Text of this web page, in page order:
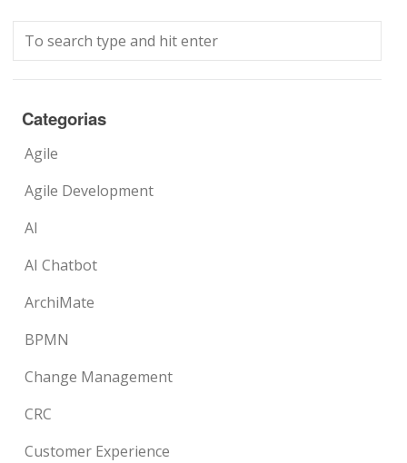
Categorias
Agile
Agile Development
AI
AI Chatbot
ArchiMate
BPMN
Change Management
CRC
Customer Experience